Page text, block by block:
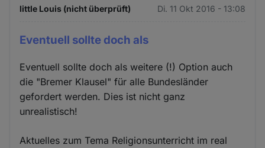
little Louis (nicht überprüft) Di. 11 Okt 2016 - 13:08
Eventuell sollte doch als
Eventuell sollte doch als weitere (!) Option auch
die "Bremer Klausel" für alle Bundesländer
gefordert werden. Dies ist nicht ganz
unrealistisch!
Aktuelles zum Tema Religionsunterricht im real